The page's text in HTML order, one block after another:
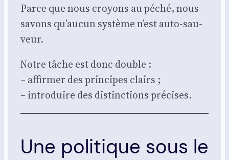
Parce que nous croyons au péché, nous
savons qu’aucun sys­tème n’est auto-sau­
veur.
Notre tâche est donc double :
– affir­mer des prin­cipes clairs ;
– intro­duire des dis­tinc­tions pré­cises.
Une politique sous le